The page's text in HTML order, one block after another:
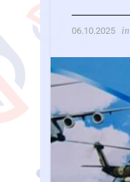
06.10.2025 in